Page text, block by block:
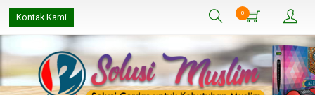
Kontak Kami 0